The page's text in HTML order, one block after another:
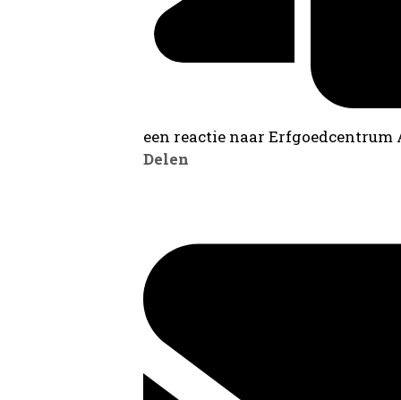
een reactie naar
Delen